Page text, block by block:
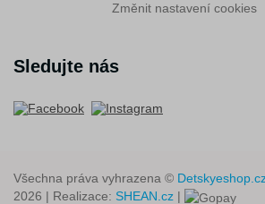
Změnit nastavení cookies
Sledujte nás
Všechna práva vyhrazena ©
2026 | Realizace: SHEAN.cz |